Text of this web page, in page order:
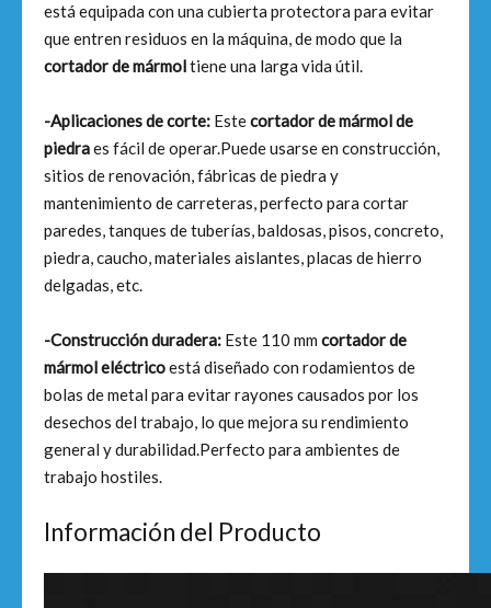
está equipada con una cubierta protectora para evitar
que entren residuos en la máquina, de modo que la
cortador de mármoltiene una larga vida útil.
-Aplicaciones de corte: Estecortador de mármol de
piedraes fácil de operar.Puede usarse en construcción,
sitios de renovación, fábricas de piedra y
mantenimiento de carreteras, perfecto para cortar
paredes, tanques de tuberías, baldosas, pisos, concreto,
piedra, caucho, materiales aislantes, placas de hierro
delgadas, etc.
-Construcción duradera: Este 110 mm cortador de
mármol eléctricoestá diseñado con rodamientos de
bolas de metal para evitar rayones causados ​​por los
desechos del trabajo, lo que mejora su rendimiento
general y durabilidad.Perfecto para ambientes de
trabajo hostiles.
Información del Producto